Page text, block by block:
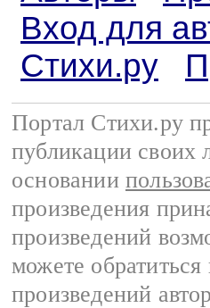
Вход для
Стихи.ру
Портал Стихи.ру
публикации своих
основании
произведения
произведений
можете обратиться
произведений